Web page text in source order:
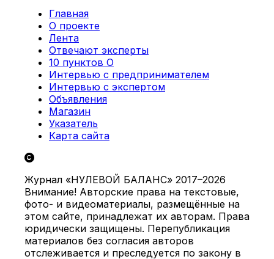
Главная
О проекте
Лента
Отвечают эксперты
10 пунктов О
Интервью с предпринимателем
Интервью с экспертом
Объявления
Магазин
Указатель
Карта сайта
Журнал «НУЛЕВОЙ БАЛАНС» 2017–2026
Внимание! Авторские права на текстовые,
фото- и видеоматериалы, размещённые на
этом сайте, принадлежат их авторам. Права
юридически защищены. Перепубликация
материалов без согласия авторов
отслеживается и преследуется по закону в